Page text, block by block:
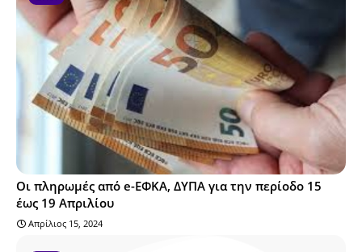
Οι πληρωμές από e-ΕΦΚΑ, ΔΥΠΑ για την περίοδο 15
έως 19 Απριλίου
Απρίλιος 15, 2024